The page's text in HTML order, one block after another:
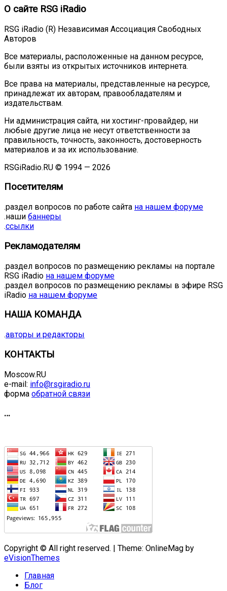
О сайте RSG iRadio
RSG iRadio (R) Независимая Ассоциация Свободных
Авторов
Все материалы, расположенные на данном ресурсе,
были взяты из открытых источников интернета.
Все права на материалы, представленные на ресурсе,
принадлежат их авторам, правообладателям и
издательствам.
Ни администрация сайта, ни хостинг-провайдер, ни
любые другие лица не несут ответственности за
правильность, точность, законность, достоверность
материалов и за их использование.
RSGiRadio.RU © 1994 — 2026
Посетителям
.раздел вопросов по работе сайта на нашем форуме
.наши баннеры
.ссылки
Рекламодателям
.раздел вопросов по размещению рекламы на портале
RSG iRadio на нашем форуме
.раздел вопросов по размещению рекламы в эфире RSG
iRadio на нашем форуме
НАША КОМАНДА
.авторы и редакторы
КОНТАКТЫ
Moscow.RU
e-mail: info@rsgiradio.ru
форма обратной связи
…
Copyright © All right reserved. | Theme: OnlineMag by
eVisionThemes
Главная
Блог